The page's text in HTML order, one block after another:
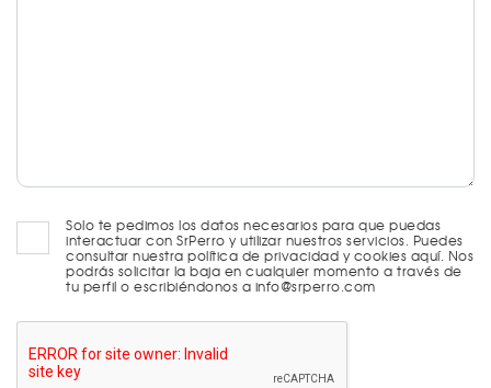
Solo te pedimos los datos necesarios para que puedas
interactuar con SrPerro y utilizar nuestros servicios. Puedes
consultar nuestra política de privacidad y cookies aquí. Nos
podrás solicitar la baja en cualquier momento a través de
tu perfil o escribiéndonos a info@srperro.com